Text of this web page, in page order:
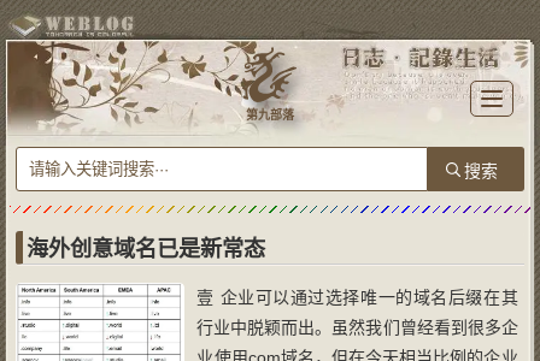
T
o
l
e
n
i
n
第九部落
海外创意域名已是新常态
壹 企业可以通过选择唯一的域名后缀在其
行业中脱颖而出。虽然我们曾经看到很多企